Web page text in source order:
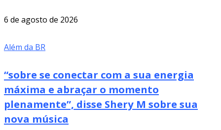
6 de agosto de 2026
Além da BR
“sobre se conectar com a sua energia
máxima e abraçar o momento
plenamente”, disse Shery M sobre sua
nova música